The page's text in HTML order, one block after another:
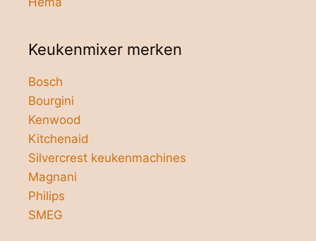
Keukenmixer merken
Bosch
Bourgini
Kenwood
Kitchenaid
Silvercrest keukenmachines
Magnani
Philips
SMEG